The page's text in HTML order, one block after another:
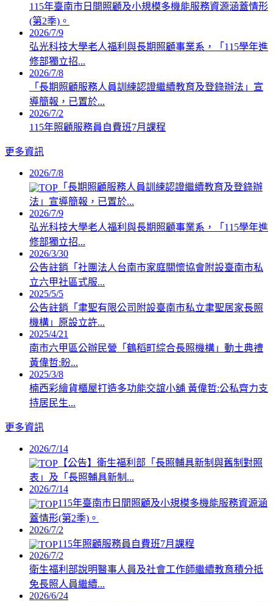
115年臺南市日間照顧及小規模多機能服務資源涵蓋情形
(第2季)。
2026/7/9
弘光科技大學老人福利與長期照顧事業系，「115學年進
修部獨立招...
2026/7/8
「長期照顧服務人員訓練認證繼續教育及登錄辦法」宣
導簡報，已置於...
2026/7/2
115年照顧服務員自費班7月課程
更多資訊
2026/7/8
「長期照顧服務人員訓練認證繼續教育及登錄辦
法」宣導簡報，已置於...
2026/7/9
弘光科技大學老人福利與長期照顧事業系，「115學年進
修部獨立招...
2026/3/30
公告註銷「社團法人台南市家庭關懷協會附設臺南市私
立六甲社區式服...
2025/5/5
公告註銷「聿聖有限公司附設臺南市私立聿聖居家長照
機構」原設立許...
2025/4/21
南市六甲區公辦民營「鶴稻町綜合長照機構」動土典禮
黃偉哲:盼...
2025/3/8
楠西彩繪貨櫃屋打造多功能交誼小舖 黃偉哲:公私齊力支
持居民生...
更多資訊
2026/7/14
【公告】衛生福利部「長照輔具新制與舊制對照
表」及「長照輔具新制...
2026/7/14
115年臺南市日間照顧及小規模多機能服務資源涵
蓋情形(第2季)。
2026/7/2
115年照顧服務員自費班7月課程
2026/7/2
衛生福利部說明醫事人員及社會工作師繼續教育積分抵
免長照人員繼續...
2026/6/24